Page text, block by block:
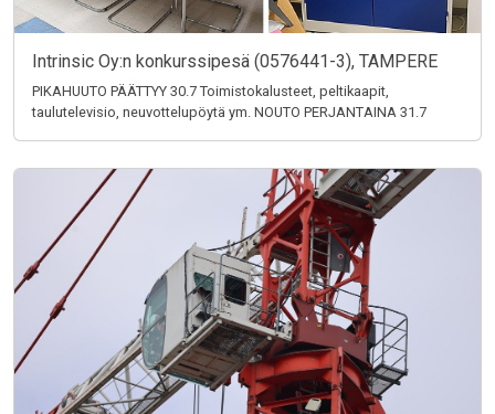
Intrinsic Oy:n konkurssipesä (0576441-3), TAMPERE
PIKAHUUTO PÄÄTTYY 30.7 Toimistokalusteet, peltikaapit,
taulutelevisio, neuvottelupöytä ym. NOUTO PERJANTAINA 31.7